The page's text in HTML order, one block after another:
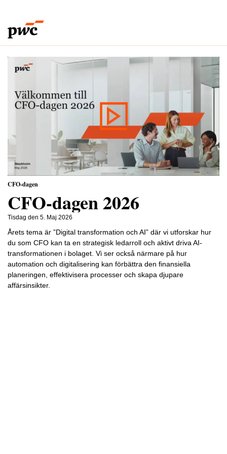
CFO-dagen
CFO-dagen 2026
Tisdag den 5. Maj 2026
Årets tema är ”Digital transformation och AI” där vi utforskar hur
du som CFO kan ta en strategisk ledarroll och aktivt driva AI-
transformationen i bolaget. Vi ser också närmare på hur
automation och digitalisering kan förbättra den finansiella
planeringen, effektivisera processer och skapa djupare
affärsinsikter.